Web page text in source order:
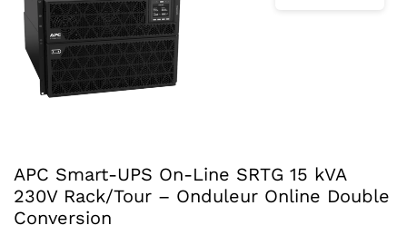
APC Smart-UPS On-Line SRTG 15 kVA
230V Rack/Tour – Onduleur Online Double
Conversion